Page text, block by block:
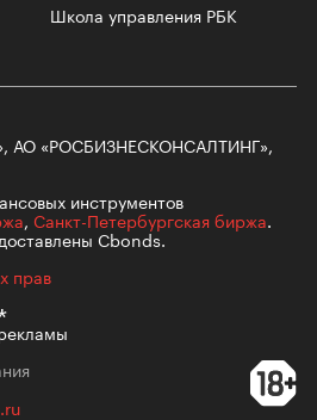
Школа управления РБК
АО «РОСБИЗНЕСКОНСАЛТИНГ»,
инструментов
, Санкт-Петербургская биржа.
Cbonds.
прав